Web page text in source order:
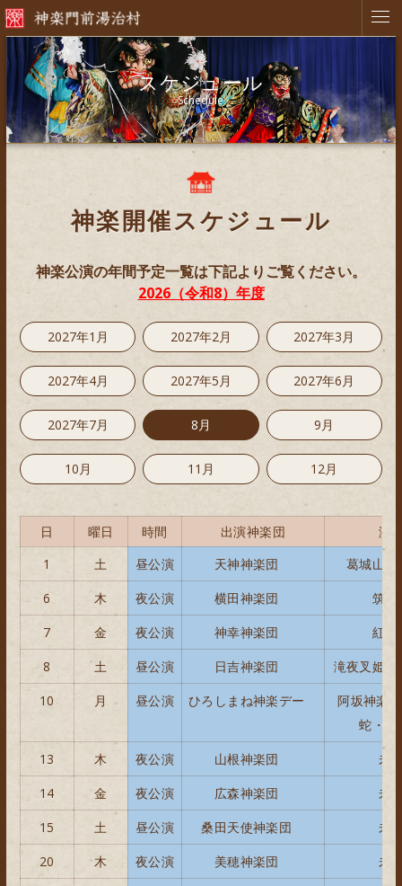
スケジュール
Schedule
神楽開催スケジュール
神楽公演の年間予定一覧は下記よりご覧ください。
2026（令和8）年度
2027年1月 2027年2月 2027年3月
2027年4月 2027年5月 2027年6月
2027年7月 8月 9月
10月 11月 12月
日 曜日 時間 出演神楽団
演
1
土 昼公演 天神神楽団
葛城山・
6
木 夜公演 横田神楽団
筑波
7
金 夜公演 神幸神楽団
紅葉
8
土 昼公演 日吉神楽団
滝夜叉姫
10
月 昼公演 ひろしまね神楽デー
阿坂神楽
蛇・紅
13
木 夜公演 山根神楽団
未
14
金 夜公演 広森神楽団
未
15
土 昼公演 桑田天使神楽団
未
20
木 夜公演 美穂神楽団
未